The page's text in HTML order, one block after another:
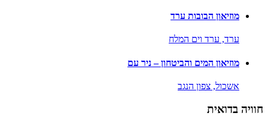
מוזיאון הבובות ערד
ערד, ערד וים המלח
מוזיאון המים והביטחון – ניר עם
אשכול, צפון הנגב
חוויה בדואית